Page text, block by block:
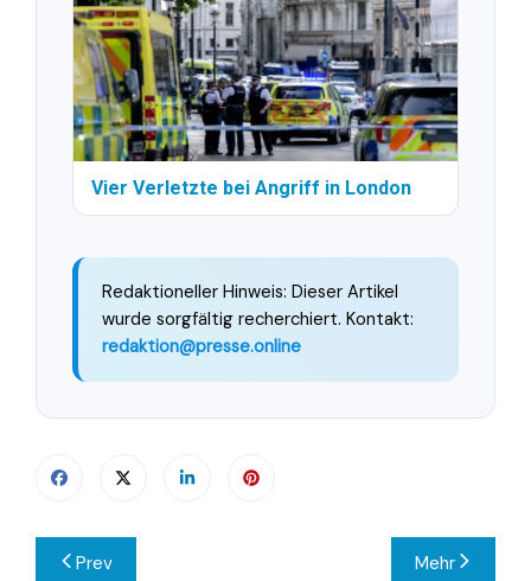
Vier Verletzte bei Angriff in London
Redaktioneller Hinweis: Dieser Artikel
wurde sorgfältig recherchiert. Kontakt:
redaktion@presse.online
Beitragsnavigation
Prev Mehr